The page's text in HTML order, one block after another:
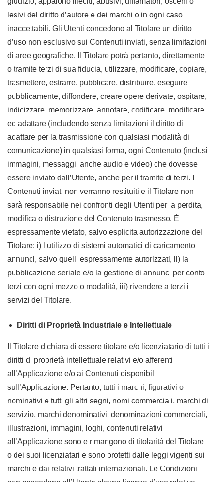
lesivi del diritto d’autore e dei marchi o in ogni caso
inaccettabili. Gli Utenti concedono al Titolare un diritto
d’uso non esclusivo sui Contenuti inviati, senza limitazioni
di aree geografiche. Il Titolare potrà pertanto, direttamente
o tramite terzi di sua fiducia, utilizzare, modificare, copiare,
trasmettere, estrarre, pubblicare, distribuire, eseguire
pubblicamente, diffondere, creare opere derivate, ospitare,
indicizzare, memorizzare, annotare, codificare, modificare
ed adattare (includendo senza limitazioni il diritto di
adattare per la trasmissione con qualsiasi modalità di
comunicazione) in qualsiasi forma, ogni Contenuto (inclusi
immagini, messaggi, anche audio e video) che dovesse
essere inviato dall’Utente, anche per il tramite di terzi. I
Contenuti inviati non verranno restituiti e il Titolare non
sarà responsabile nei confronti degli Utenti per la perdita,
modifica o distruzione del Contenuto trasmesso. È
espressamente vietato, salvo esplicita autorizzazione del
Titolare: i) l’utilizzo di sistemi automatici di caricamento
annunci, salvo quelli espressamente autorizzati, ii) la
pubblicazione seriale e/o la gestione di annunci per conto
terzi con ogni mezzo o modalità, iii) rivendere a terzi i
servizi del Titolare.
Diritti di Proprietà Industriale e Intellettuale
Il Titolare dichiara di essere titolare e/o licenziatario di tutti i
diritti di proprietà intellettuale relativi e/o afferenti
all’Applicazione e/o ai Contenuti disponibili
sull’Applicazione. Pertanto, tutti i marchi, figurativi o
nominativi e tutti gli altri segni, nomi commerciali, marchi di
servizio, marchi denominativi, denominazioni commerciali,
illustrazioni, immagini, loghi, contenuti relativi
all’Applicazione sono e rimangono di titolarità del Titolare
o dei suoi licenziatari e sono protetti dalle leggi vigenti sui
marchi e dai relativi trattati internazionali. Le Condizioni